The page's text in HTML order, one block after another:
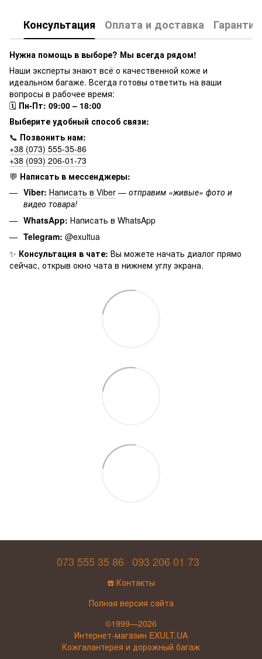
Консультация Оплата и доставка Гарантия
Нужна помощь в выборе? Мы всегда рядом!
Наши эксперты знают всё о качественной коже и
идеальном багаже. Всегда готовы ответить на ваши
вопросы в рабочее время:
🗓 Пн-Пт: 09:00 – 18:00
Выберите удобный способ связи:
📞 Позвонить нам:
+38 (073) 555-35-86
+38 (093) 206-01-73
💬 Написать в мессенджеры:
Viber: Написать в Viber — отправим «живые» фото и
видео товара!
WhatsApp: Написать в WhatsApp
Telegram: @exultua
✨ Консультация в чате: Вы можете начать диалог прямо
сейчас, открыв окно чата в нижнем углу экрана.
073 555 35 86 093 206 01 73
☎️ Контакты
Полная версия сайта
©1999—2026
Интернет-магазин EXULT.UA
Кожгалантерея и дорожный багаж